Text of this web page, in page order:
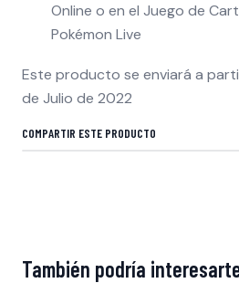
Online o en el Juego de
Pokémon Live
Este producto se enviará a
de Julio de 2022
COMPARTIR ESTE PRODUCTO
También podría